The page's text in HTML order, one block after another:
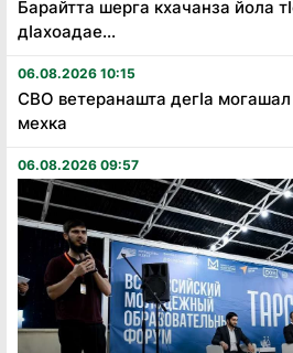
Барайтта шерга кхачанза йола
дӏахоадае...
06.08.2026 10:15
СВО ветеранашта дегӏа могашал
мехка
06.08.2026 09:57